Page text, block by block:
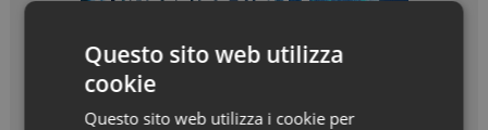
Questo sito web utilizza
cookie
Questo sito web utilizza i cookie per